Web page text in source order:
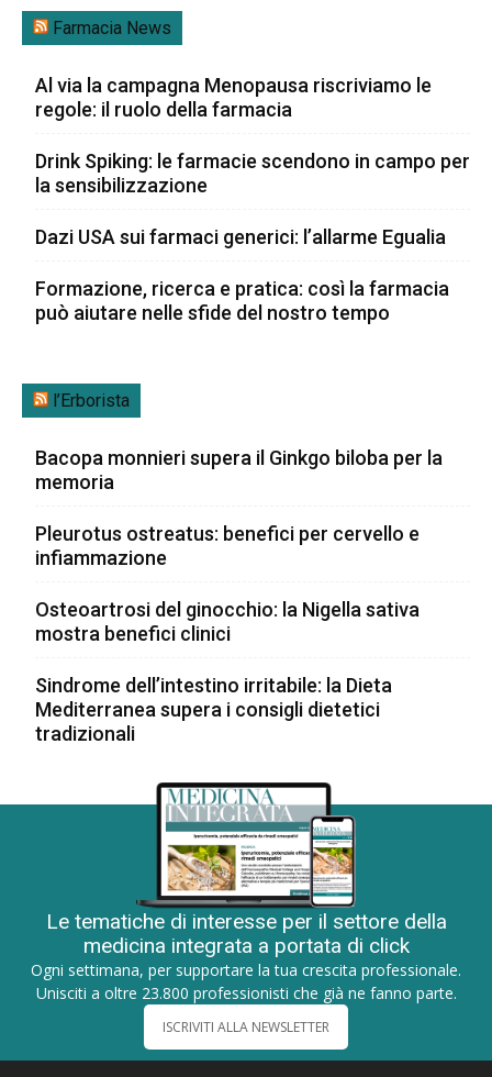
Farmacia News
Al via la campagna Menopausa riscriviamo le
regole: il ruolo della farmacia
Drink Spiking: le farmacie scendono in campo per
la sensibilizzazione
Dazi USA sui farmaci generici: l’allarme Egualia
Formazione, ricerca e pratica: così la farmacia
può aiutare nelle sfide del nostro tempo
l’Erborista
Bacopa monnieri supera il Ginkgo biloba per la
memoria
Pleurotus ostreatus: benefici per cervello e
infiammazione
Osteoartrosi del ginocchio: la Nigella sativa
mostra benefici clinici
Sindrome dell’intestino irritabile: la Dieta
Mediterranea supera i consigli dietetici
tradizionali
Le tematiche di interesse per il settore della
medicina integrata a portata di click
Ogni settimana, per supportare la tua crescita professionale.
Unisciti a oltre 23.800 professionisti che già ne fanno parte.
ISCRIVITI ALLA NEWSLETTER